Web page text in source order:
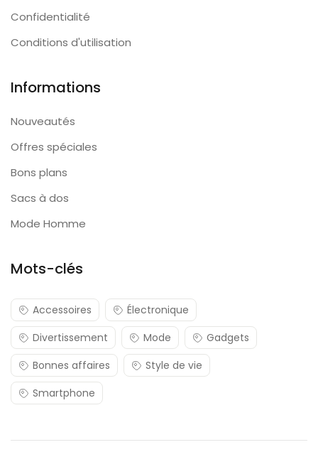
Confidentialité
Conditions d'utilisation
Informations
Nouveautés
Offres spéciales
Bons plans
Sacs à dos
Mode Homme
Mots-clés
Accessoires
Électronique
Divertissement
Mode
Gadgets
Bonnes affaires
Style de vie
Smartphone